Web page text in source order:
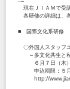
現在ＪＩＡＭで受
各研修の詳細は、
■ 国際文化系研修
〇外国人スタッフ
～多文化共生と私
６月７日（木）
申込期限：５月
http://